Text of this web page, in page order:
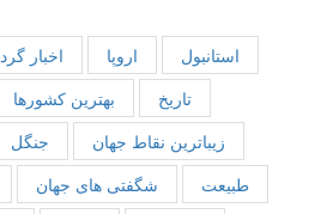
اخبار اروپا
استانبول
بهترین کشورها
تاریخ
جنگل
زیباترین نقاط جهان
شگفتی های جهان
طبیعت